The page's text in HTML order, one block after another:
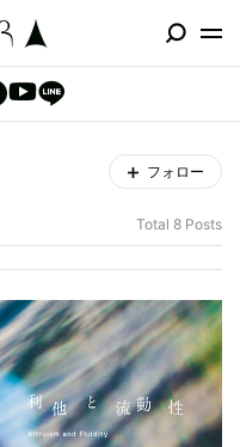
フォロー
Total 8 Posts